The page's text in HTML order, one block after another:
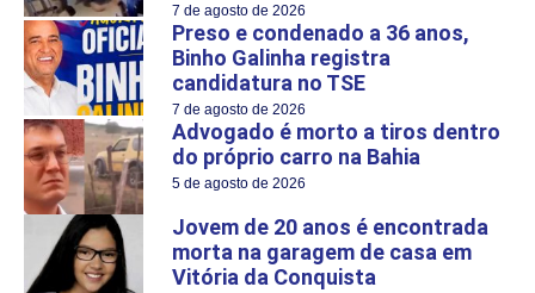
7 de agosto de 2026
Preso e condenado a 36 anos,
Binho Galinha registra
candidatura no TSE
7 de agosto de 2026
Advogado é morto a tiros dentro
do próprio carro na Bahia
5 de agosto de 2026
Jovem de 20 anos é encontrada
morta na garagem de casa em
Vitória da Conquista